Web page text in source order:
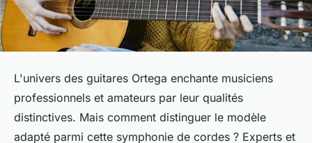
L'univers des guitares Ortega enchante musiciens
professionnels et amateurs par leur qualités
distinctives. Mais comment distinguer le modèle
adapté parmi cette symphonie de cordes ? Experts et